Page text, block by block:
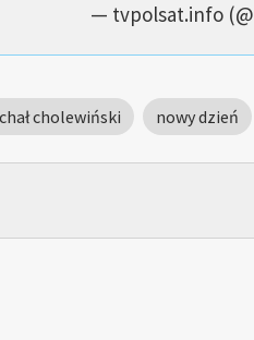
— tvpolsat.info
cholewiński nowy dzień